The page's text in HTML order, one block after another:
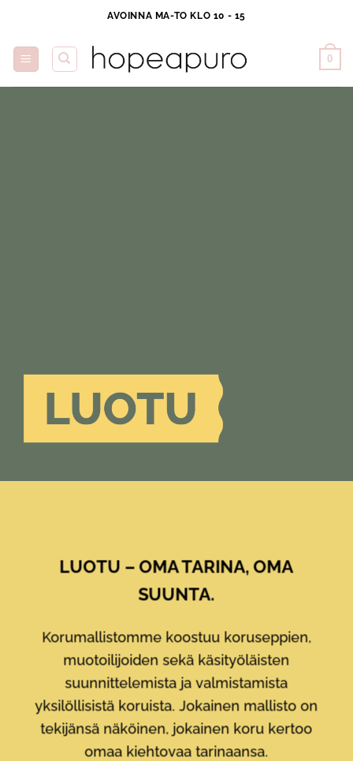
content
AVOINNA MA-TO KLO 10 - 15
0
LUOTU – OMA TARINA, OMA
SUUNTA.
Korumallistomme koostuu koruseppien,
muotoilijoiden sekä käsityöläisten
suunnittelemista ja valmistamista
yksilöllisistä koruista. Jokainen mallisto on
tekijänsä näköinen, jokainen koru kertoo
omaa kiehtovaa tarinaansa.